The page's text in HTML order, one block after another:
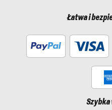
Łatwa i
Szybka